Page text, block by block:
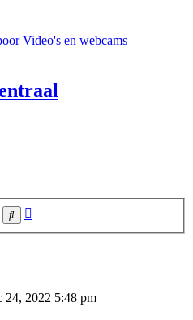
Video's en webcams
Zoek
24, 2022 5:48 pm